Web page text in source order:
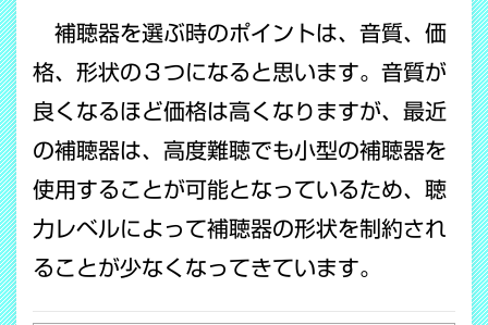
補聴器を選ぶ時のポイントは、音質、価
格、形状の３つになると思います。音質が
良くなるほど価格は高くなりますが、最近
の補聴器は、高度難聴でも小型の補聴器を
使用することが可能となっているため、聴
力レベルによって補聴器の形状を制約され
ることが少なくなってきています。